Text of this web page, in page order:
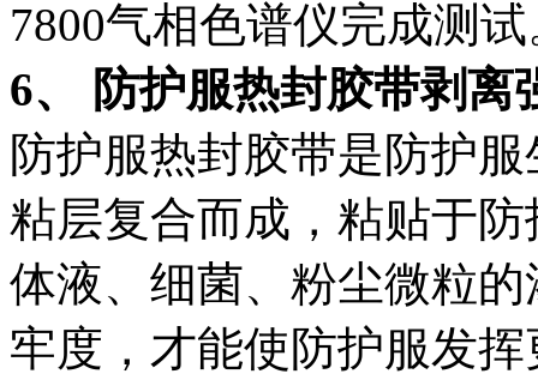
7800气相色谱仪完成测
6、 防护服热封胶带剥离
防护服热封胶带是防护
粘层复合而成，粘贴于
体液、细菌、粉尘微粒
牢度，才能使防护服发